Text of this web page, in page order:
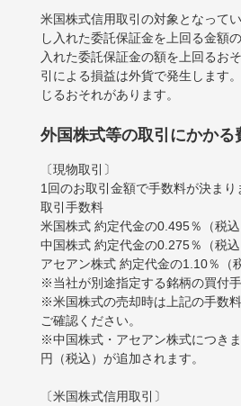
米国株式信用取引の対象となって
し入れた委託保証金を上回る金額
入れた委託保証金の額を上回るお
引による損益は外貨で発生します
じるおそれがあります。
外国株式等の取引にかかる
〔現物取引〕
1回のお取引金額で手数料が決まり
取引手数料
米国株式 約定代金の0.495％（税
中国株式 約定代金の0.275％（税
アセアン株式 約定代金の1.10％（
※当社が別途指定する銘柄の買付
※米国株式の売却時は上記の手数
ご確認ください。
※中国株式・アセアン株式につき
円（税込）が追加されます。
〔米国株式信用取引〕